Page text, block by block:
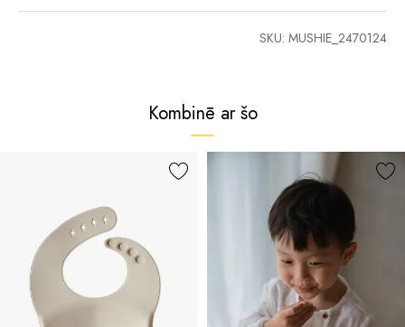
SKU: MUSHIE_2470124
Kombinē ar šo